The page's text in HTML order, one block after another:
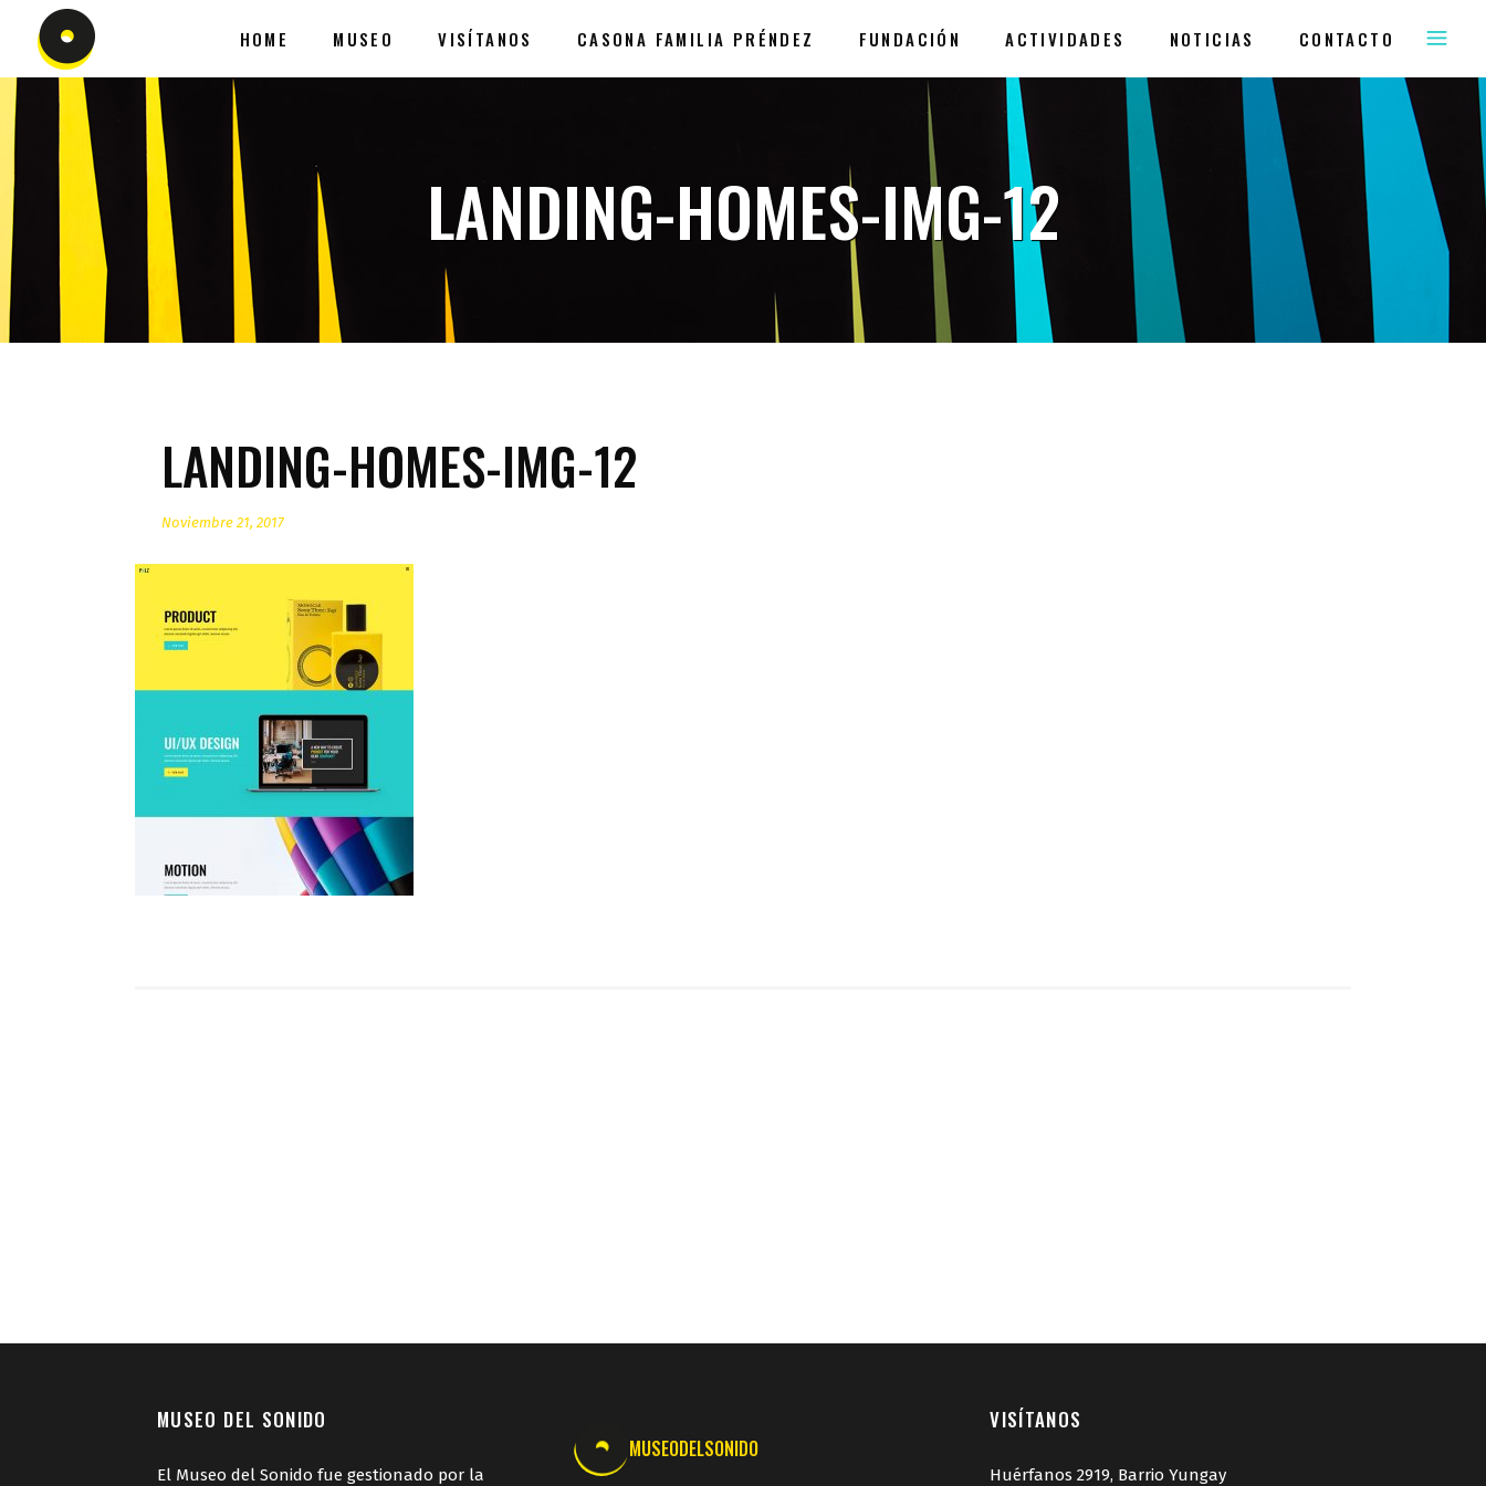
HOME MUSEO VISÍTANOS CASONA FAMILIA PRÉNDEZ FUNDACIÓN ACTIVIDADES NOTICIAS CONTACTO
LANDING-HOMES-IMG-12
LANDING-HOMES-IMG-12
Noviembre 21, 2017
MUSEO DEL SONIDO
El Museo del Sonido fue gestionado por la
MUSEODELSONIDO
VISÍTANOS
Huérfanos 2919, Barrio Yungay